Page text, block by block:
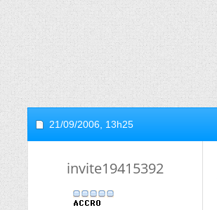
21/09/2006, 13h25
invite19415392